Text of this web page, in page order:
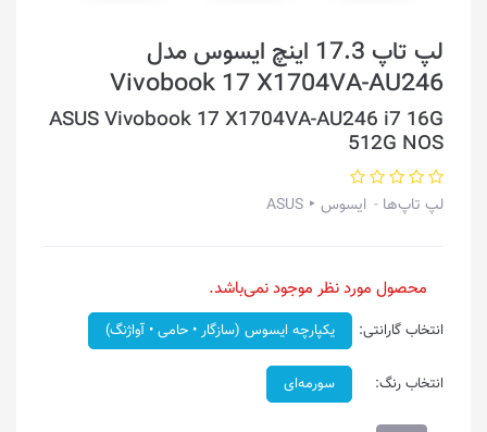
لپ تاپ 17.3 اینچ ایسوس مدل
Vivobook 17 X1704VA-AU246
ASUS Vivobook 17 X1704VA-AU246 i7 16G
512G NOS
لپ تاپ‌ها ایسوس ‣ ASUS
محصول مورد نظر موجود نمی‌باشد.
انتخاب گارانتی: یکپارچه ایسوس (سازگار • حامی • آواژنگ)
انتخاب رنگ: سورمه‌ای